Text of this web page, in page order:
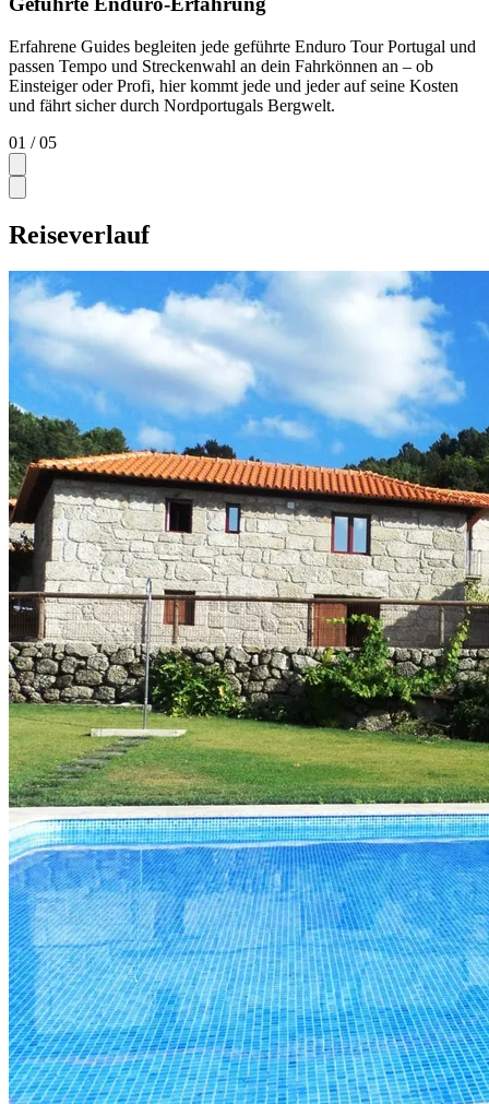
Erfahrene Guides begleiten jede geführte Enduro Tour Portugal und
passen Tempo und Streckenwahl an dein Fahrkönnen an – ob
Einsteiger oder Profi, hier kommt jede und jeder auf seine Kosten
und fährt sicher durch Nordportugals Bergwelt.
01 / 05
Reiseverlauf